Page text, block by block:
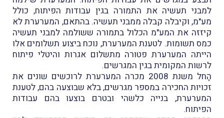
למבני תעשיה את התמורה בגין עבודות הפיתוח, כולל
מע"מ, וקיבלה קבלה ממבני תעשיה. בהתאם, המערערת לא
קיזזה את המע"מ הכלול בתמורה ששולמה למבני תעשיה
כמס תשומות. לטענת המערערת, נוכח ביצוע תשלומים אלו
הייתה המערערת פטורה מתשלום אגרות והיטלי פיתוח
לרשות המקומית בגין המגרשים.
הָחל משנת 2008 מכרה המערערת לרוכשים שונים את
זכויות החכירה במספר מגרשים, בלא שבוצעה בהם, לטענת
המערערת, בנייה כלשהי ובטרם בוצעו בהם עבודות
הפיתוח.